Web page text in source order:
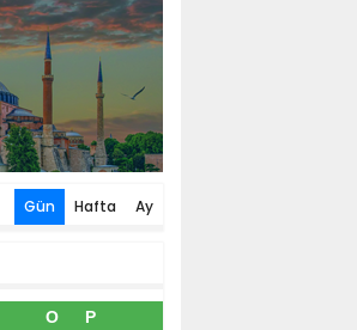
Gün Hafta Ay
O P